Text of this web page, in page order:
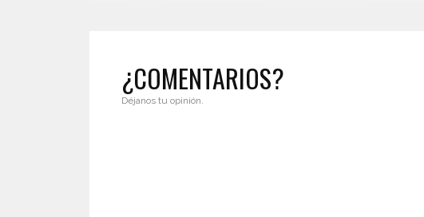
¿COMENTARIOS?
Déjanos tu opinión.